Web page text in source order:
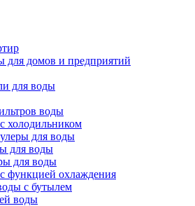
для домов и предприятий
для воды
воды
холодильником
для воды
для воды
для воды
функцией охлаждения
с бутылем
воды